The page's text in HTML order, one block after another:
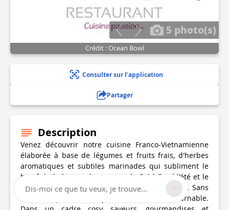
5 photo(s)
Crédit : Ocean Bowl
Consulter sur l'application
Partager
Description
Venez découvrir notre cuisine Franco-Vietnamienne
élaborée à base de légumes et fruits frais, d'herbes
aromatiques et subtiles marinades qui subliment le
bœuf du bobun ou le saumon du Poké Bowl l'été et le
poulet du ramen ou le cabillaud au saté l'hier. Sans
oublier le poulet crousty "Maison", un incontournable.
Dis-moi ce que tu veux, je trouve...